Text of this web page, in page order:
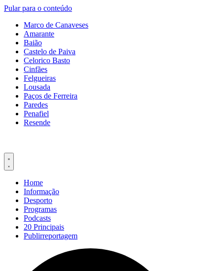
Pular para o conteúdo
Marco de Canaveses
Amarante
Baião
Castelo de Paiva
Celorico Basto
Cinfães
Felgueiras
Lousada
Paços de Ferreira
Paredes
Penafiel
Resende
Home
Informação
Desporto
Programas
Podcasts
20 Principais
Publirreportagem